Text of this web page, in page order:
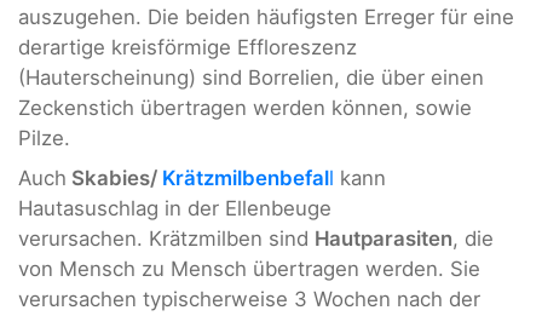
auszugehen. Die beiden häufigsten Erreger für eine
derartige kreisförmige Effloreszenz
(Hauterscheinung) sind Borrelien, die über einen
Zeckenstich übertragen werden können, sowie
Pilze.
Auch Skabies/ Krätzmilbenbefall kann
Hautasuschlag in der Ellenbeuge
verursachen. Krätzmilben sind Hautparasiten, die
von Mensch zu Mensch übertragen werden. Sie
verursachen typischerweise 3 Wochen nach der